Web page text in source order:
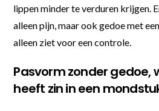
lippen minder te verduren krijgen.
alleen pijn, maar ook gedoe met
alleen ziet voor een controle.
Pasvorm zonder gedoe,
heeft zin in een